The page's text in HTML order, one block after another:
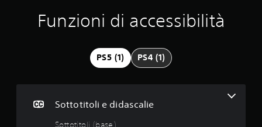
t
i
Funzioni di accessibilità
PS5 (1) PS4 (1)
Sottotitoli e didascalie
Sottotitoli (base)